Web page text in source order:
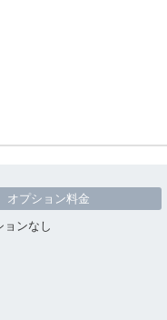
オプション料金
ョンなし